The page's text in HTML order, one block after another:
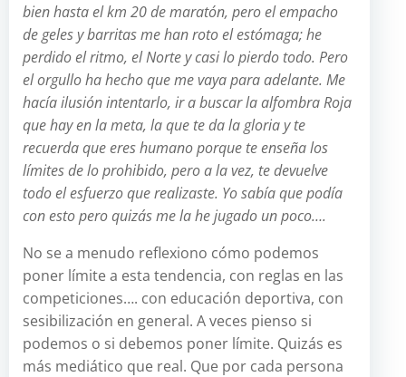
bien hasta el km 20 de maratón, pero el empacho
de geles y barritas me han roto el estómaga; he
perdido el ritmo, el Norte y casi lo pierdo todo. Pero
el orgullo ha hecho que me vaya para adelante. Me
hacía ilusión intentarlo, ir a buscar la alfombra Roja
que hay en la meta, la que te da la gloria y te
recuerda que eres humano porque te enseña los
límites de lo prohibido, pero a la vez, te devuelve
todo el esfuerzo que realizaste. Yo sabía que podía
con esto pero quizás me la he jugado un poco….
No se a menudo reflexiono cómo podemos
poner límite a esta tendencia, con reglas en las
competiciones…. con educación deportiva, con
sesibilización en general. A veces pienso si
podemos o si debemos poner límite. Quizás es
más mediático que real. Que por cada persona